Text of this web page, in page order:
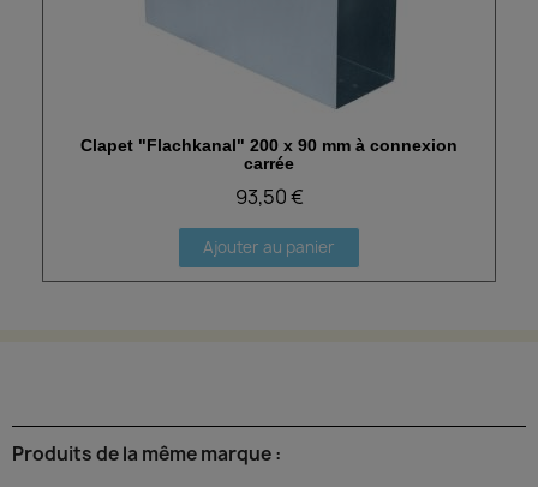
Aperçu rapide
Clapet "Flachkanal" 200 x 90 mm à connexion
carrée
93,50 €
Ajouter au panier
Produits de la même marque :